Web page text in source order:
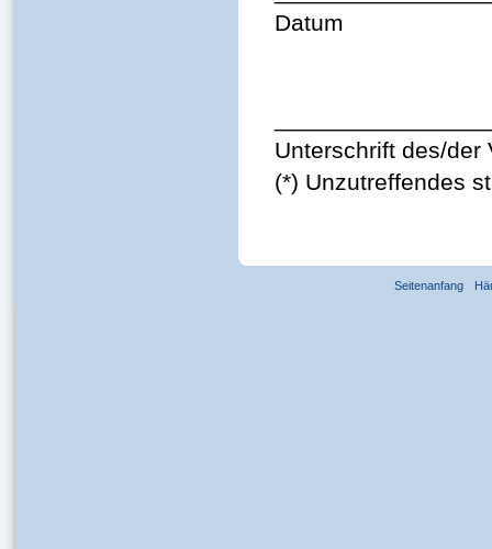
Datum
Unterschrift des/der
(*) Unzutreffendes
Seitenanfang